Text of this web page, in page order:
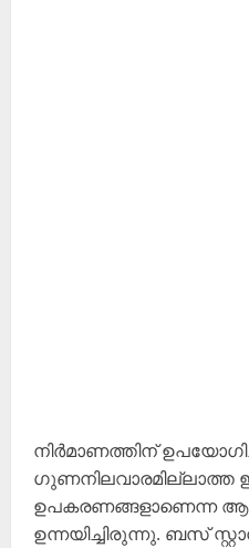
നിർമാണത്തിന്
ഗുണനിലവാരമില്ലാത്ത
ഉപകരണങ്ങളാണെന്ന
ഉന്നയിച്ചിരുന്നു. ബസ്